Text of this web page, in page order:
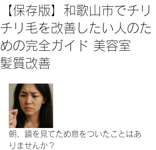
【保存版】和歌山市でチリ
チリ毛を改善したい人のた
めの完全ガイド 美容室
髪質改善
朝、鏡を見てため息をついたことはあ
りませんか？